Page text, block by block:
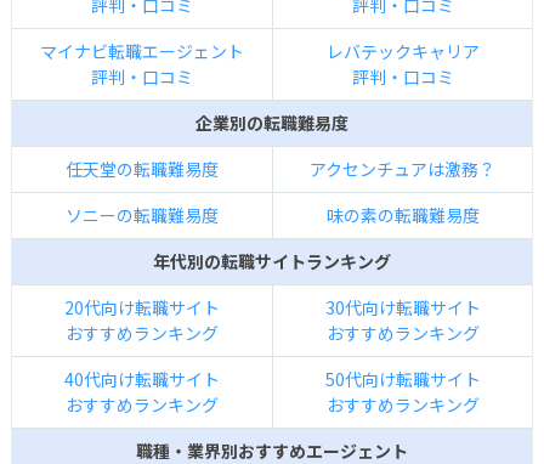
マイナビ転職エージェント
評判・口コミ
レバテックキャリア
評判・口コミ
企業別の転職難易度
任天堂の転職難易度
アクセンチュアは激務？
ソニーの転職難易度
味の素の転職難易度
年代別の転職サイトランキング
20代向け転職サイト
おすすめランキング
30代向け転職サイト
おすすめランキング
40代向け転職サイト
おすすめランキング
50代向け転職サイト
おすすめランキング
職種・業界別おすすめエージェント